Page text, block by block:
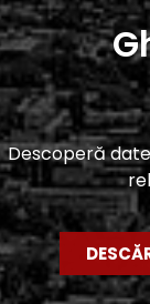
Descoperă